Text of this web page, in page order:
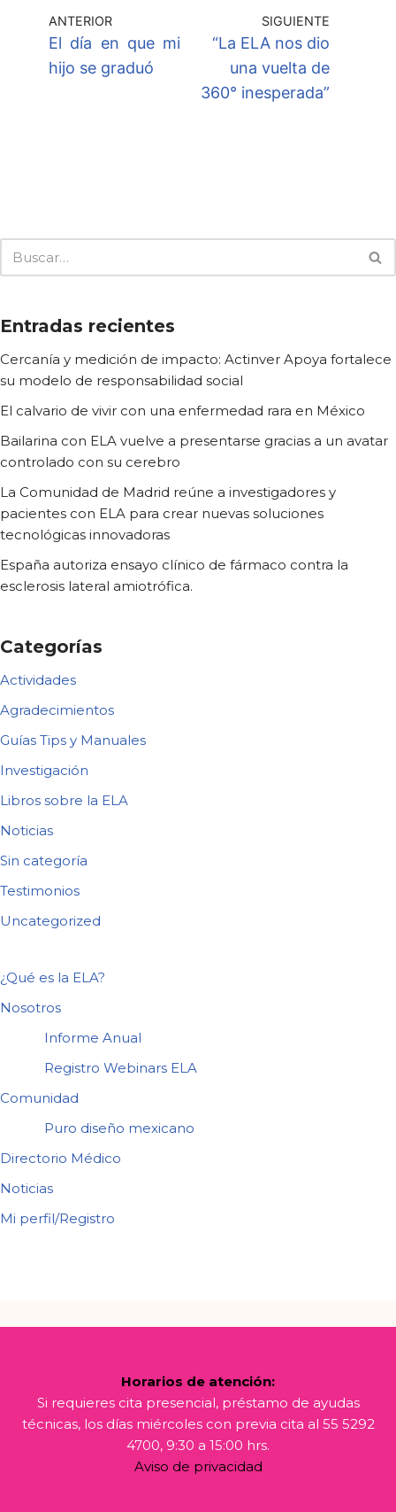
ANTERIOR
El día en que mi
hijo se graduó
SIGUIENTE
“La ELA nos dio
una vuelta de
360° inesperada”
Entradas recientes
Cercanía y medición de impacto: Actinver Apoya fortalece
su modelo de responsabilidad social
El calvario de vivir con una enfermedad rara en México
Bailarina con ELA vuelve a presentarse gracias a un avatar
controlado con su cerebro
La Comunidad de Madrid reúne a investigadores y
pacientes con ELA para crear nuevas soluciones
tecnológicas innovadoras
España autoriza ensayo clínico de fármaco contra la
esclerosis lateral amiotrófica.
Categorías
Actividades
Agradecimientos
Guías Tips y Manuales
Investigación
Libros sobre la ELA
Noticias
Sin categoría
Testimonios
Uncategorized
¿Qué es la ELA?
Nosotros
Informe Anual
Registro Webinars ELA
Comunidad
Puro diseño mexicano
Directorio Médico
Noticias
Mi perfil/Registro
Horarios de atención:
Si requieres cita presencial, préstamo de ayudas
técnicas, los días miércoles con previa cita al 55 5292
4700, 9:30 a 15:00 hrs.
Aviso de privacidad